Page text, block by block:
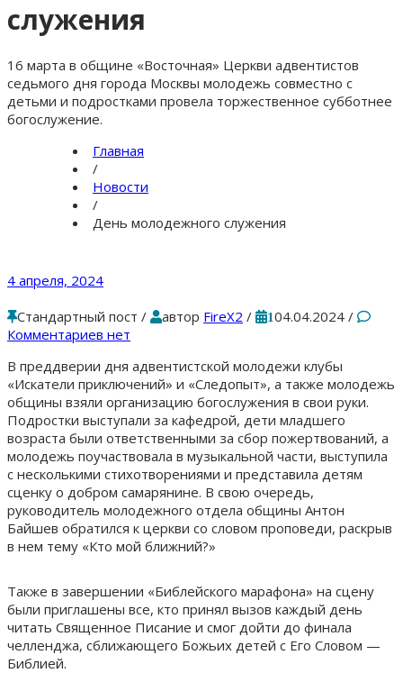
служения
16 марта в общине «Восточная» Церкви адвентистов
седьмого дня города Москвы молодежь совместно с
детьми и подростками провела торжественное субботнее
богослужение.
Главная
/
Новости
/
День молодежного служения
4 апреля, 2024
Стандартный пост / автор FireX2 / 1 04.04.2024 /
Комментариев нет
В преддверии дня адвентистской молодежи клубы
«Искатели приключений» и «Следопыт», а также молодежь
общины взяли организацию богослужения в свои руки.
Подростки выступали за кафедрой, дети младшего
возраста были ответственными за сбор пожертвований, а
молодежь поучаствовала в музыкальной части, выступила
с несколькими стихотворениями и представила детям
сценку о добром самарянине. В свою очередь,
руководитель молодежного отдела общины Антон
Байшев обратился к церкви со словом проповеди, раскрыв
в нем тему «Кто мой ближний?»
Также в завершении «Библейского марафона» на сцену
были приглашены все, кто принял вызов каждый день
читать Священное Писание и смог дойти до финала
челленджа, сближающего Божьих детей с Его Словом —
Библией.